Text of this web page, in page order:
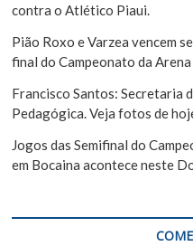
contra o Atlético Piaui.
Pião Roxo e Varzea vencem
final do Campeonato da
Francisco Santos: Secretaria
Pedagógica. Veja fotos de
Jogos das Semifinal do
em Bocaina acontece neste